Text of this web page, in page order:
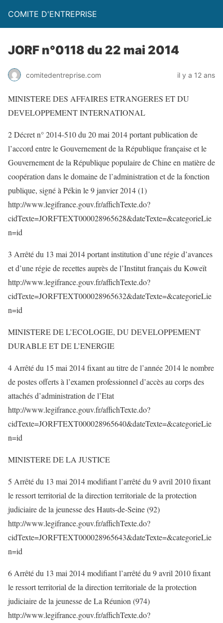
COMITE D'ENTREPRISE
JORF n°0118 du 22 mai 2014
comitedentreprise.com il y a 12 ans
MINISTERE DES AFFAIRES ETRANGERES ET DU
DEVELOPPEMENT INTERNATIONAL
2 Décret n° 2014-510 du 20 mai 2014 portant publication de
l’accord entre le Gouvernement de la République française et le
Gouvernement de la République populaire de Chine en matière de
coopération dans le domaine de l’administration et de la fonction
publique, signé à Pékin le 9 janvier 2014 (1)
http://www.legifrance.gouv.fr/affichTexte.do?
cidTexte=JORFTEXT000028965628&dateTexte=&categorieLie
n=id
3 Arrêté du 13 mai 2014 portant institution d’une régie d’avances
et d’une régie de recettes auprès de l’Institut français du Koweït
http://www.legifrance.gouv.fr/affichTexte.do?
cidTexte=JORFTEXT000028965632&dateTexte=&categorieLie
n=id
MINISTERE DE L’ECOLOGIE, DU DEVELOPPEMENT
DURABLE ET DE L’ENERGIE
4 Arrêté du 15 mai 2014 fixant au titre de l’année 2014 le nombre
de postes offerts à l’examen professionnel d’accès au corps des
attachés d’administration de l’Etat
http://www.legifrance.gouv.fr/affichTexte.do?
cidTexte=JORFTEXT000028965640&dateTexte=&categorieLie
n=id
MINISTERE DE LA JUSTICE
5 Arrêté du 13 mai 2014 modifiant l’arrêté du 9 avril 2010 fixant
le ressort territorial de la direction territoriale de la protection
judiciaire de la jeunesse des Hauts-de-Seine (92)
http://www.legifrance.gouv.fr/affichTexte.do?
cidTexte=JORFTEXT000028965643&dateTexte=&categorieLie
n=id
6 Arrêté du 13 mai 2014 modifiant l’arrêté du 9 avril 2010 fixant
le ressort territorial de la direction territoriale de la protection
judiciaire de la jeunesse de La Réunion (974)
http://www.legifrance.gouv.fr/affichTexte.do?